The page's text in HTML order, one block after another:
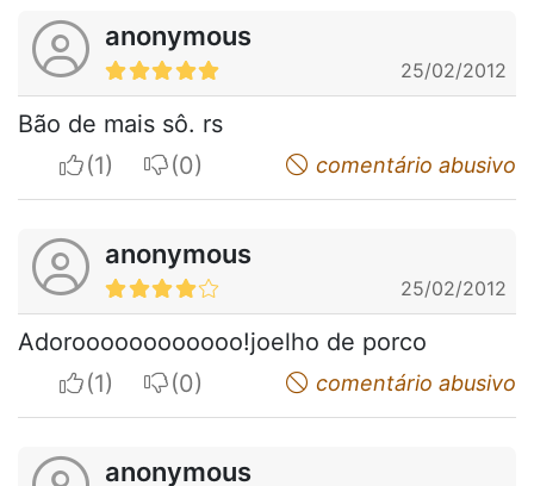
anonymous
25/02/2012
Bão de mais sô. rs
I apreciateI do not appreciatecomentário abusivo
anonymous
25/02/2012
Adoroooooooooooo!joelho de porco
I apreciateI do not appreciatecomentário abusivo
anonymous